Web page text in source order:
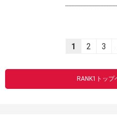
1 2 3
RANK1トップ